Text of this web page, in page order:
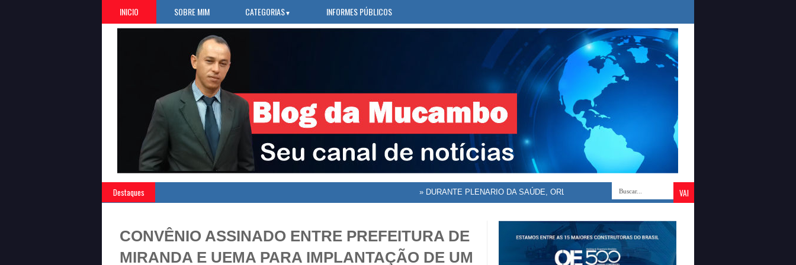
INICIO SOBRE MIM CATEGORIAS▼ INFORMES PÚBLICOS
Destaques DURANTE PLENARIO DA SAÚDE, ORLEANS BRANDÃO DEFENDE VALORIZAÇÃO DOS DOS PROFICIONAIS E
CONVÊNIO ASSINADO ENTRE PREFEITURA DE
MIRANDA E UEMA PARA IMPLANTAÇÃO DE UM